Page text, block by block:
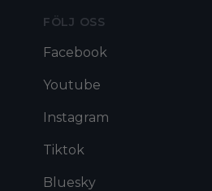
FÖLJ OSS
Facebook
Youtube
Instagram
Tiktok
Bluesky